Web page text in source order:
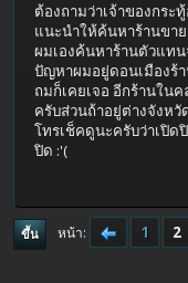
ต้องถามว่าเจ้าของกร
แนะนำให้ค้นหาร้านขา
ผมเองค้นหาร้านตัวแท
ปัญหาผมอยู่ดอนเมืองร้
ถมก็เคยเจอ อีกร้านใน
ครับส่วนถ้าอยู่ต่างจังห
โทรเช็คดูนะครับว่าเปิด
ปิด :'(
ขึ้น หน้า 1 2